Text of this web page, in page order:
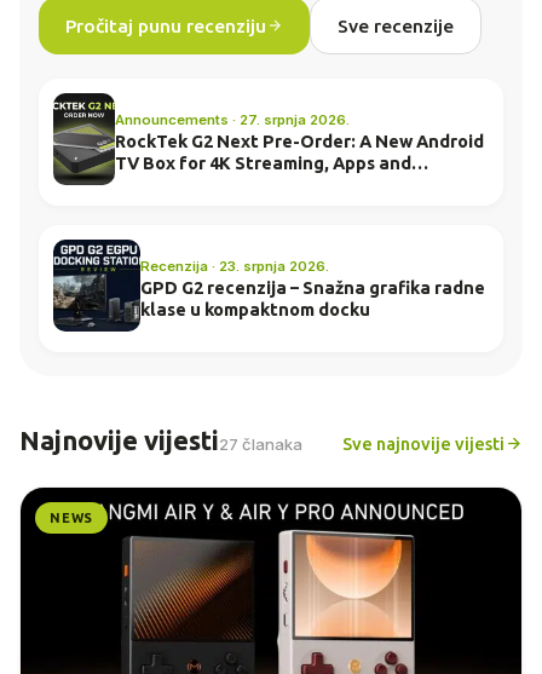
Pročitaj punu recenziju Sve recenzije
Announcements · 27. srpnja 2026.
RockTek G2 Next Pre-Order: A New Android
TV Box for 4K Streaming, Apps and
Everyday Entertainment
Recenzija · 23. srpnja 2026.
GPD G2 recenzija – Snažna grafika radne
klase u kompaktnom docku
Najnovije vijesti27 članaka Sve najnovije vijesti
NEWS